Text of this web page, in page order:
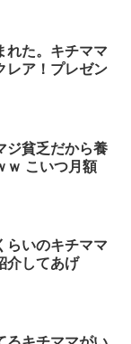
れた。キチママ
レア！プレゼン
ジ貧乏だから養
ｗ こいつ月額
らいのキチママ
介してあげ